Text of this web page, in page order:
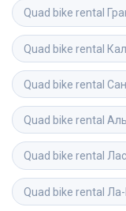
Quad bike rental
Quad bike rental
Quad bike rental
Quad bike rental
Quad bike rental
Quad bike rental